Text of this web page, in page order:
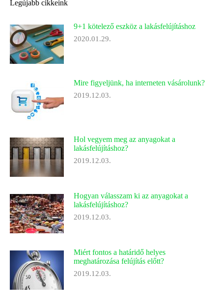
Legújabb cikkeink
9+1 kötelező eszköz a lakásfelújításhoz
2020.01.29.
Mire figyeljünk, ha interneten vásárolunk?
2019.12.03.
Hol vegyem meg az anyagokat a
lakásfelújításhoz?
2019.12.03.
Hogyan válasszam ki az anyagokat a
lakásfelújításhoz?
2019.12.03.
Miért fontos a határidő helyes
meghatározása felújítás előtt?
2019.12.03.